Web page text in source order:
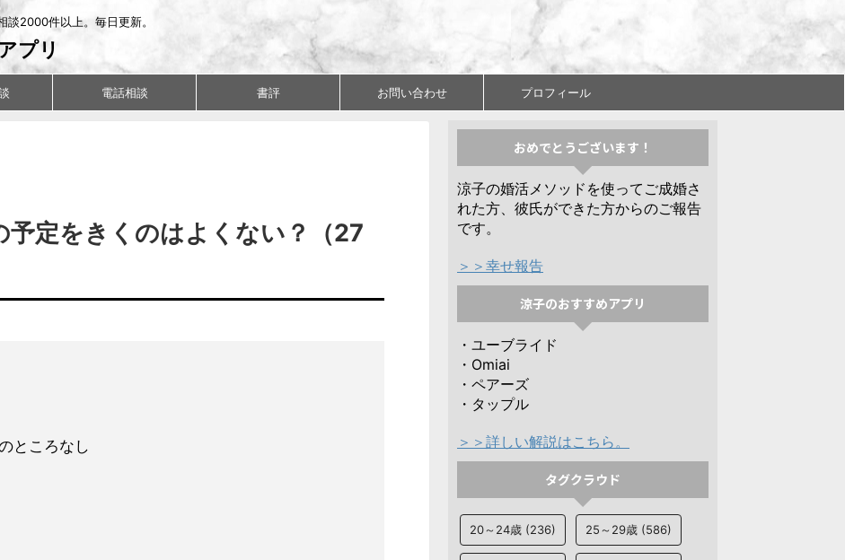
談2000件以上。毎日更新。
プリ
電話相談 書評 お問い合わせ プロフィール
予定をきくのはよくない？（27
ところなし
おめでとうございます！
涼子の婚活メソッドを使ってご成婚さ
れた方、彼氏ができた方からのご報告
です。
＞＞幸せ報告
涼子のおすすめアプリ
・ユーブライド
・Omiai
・ペアーズ
・タップル
＞＞詳しい解説はこちら。
タグクラウド
20～24歳 (236) 25～29歳 (586)